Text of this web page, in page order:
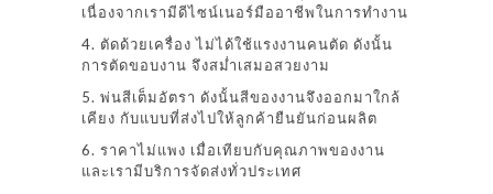
เนื่องจากเรามีดีไซน์เนอร์มืออาชีพในการทำงาน
4. ตัดด้วยเครื่อง ไม่ได้ใช้แรงงานคนตัด ดังนั้น
การตัดขอบงาน จึงสม่ำเสมอสวยงาม
5. พ่นสีเต็มอัตรา ดังนั้นสีของงานจึงออกมาใกล้
เคียง กับแบบที่ส่งไปให้ลูกค้ายืนยันก่อนผลิต
6. ราคาไม่แพง เมื่อเทียบกับคุณภาพของงาน
และเรามีบริการจัดส่งทั่วประเทศ